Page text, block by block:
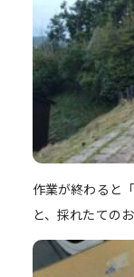
作業が終わると
と、採れたての